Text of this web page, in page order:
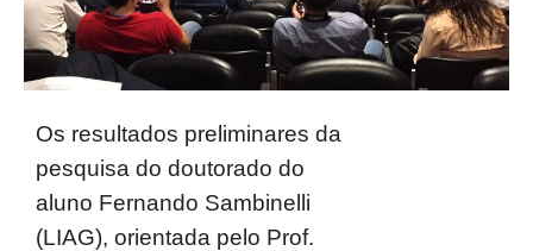
Os resultados preliminares da
pesquisa do doutorado do
aluno Fernando Sambinelli
(LIAG), orientada pelo Prof.